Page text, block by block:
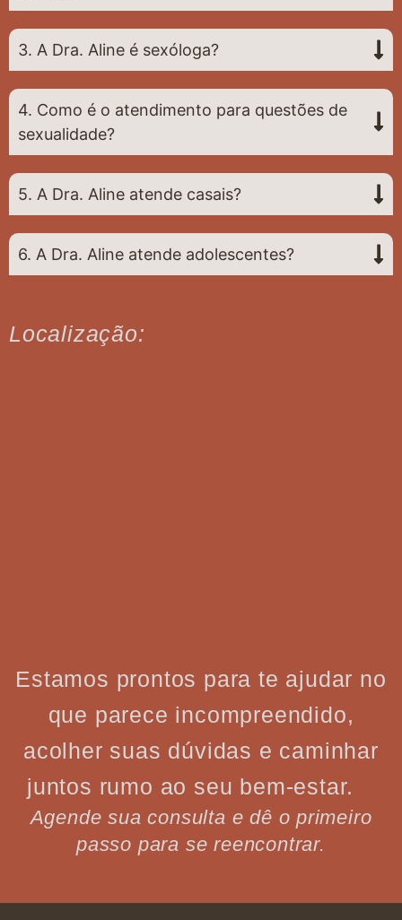
3. A Dra. Aline é sexóloga?
4. Como é o atendimento para questões de
sexualidade?
5. A Dra. Aline atende casais?
6. A Dra. Aline atende adolescentes?
Localização:
Estamos prontos para te ajudar no
que parece incompreendido,
acolher suas dúvidas e caminhar
juntos rumo ao seu bem-estar.
Agende sua consulta e dê o primeiro
passo para se reencontrar.